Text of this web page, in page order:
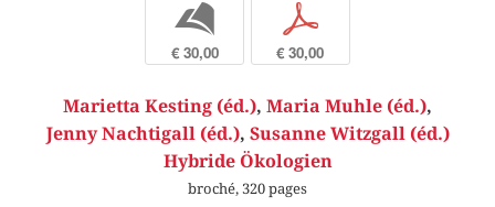
b
€ 30,00
p
€ 30,00
Marietta Kesting (éd.), Maria Muhle (éd.),
Jenny Nachtigall (éd.), Susanne Witzgall (éd.)
Hybride Ökologien
broché, 320 pages